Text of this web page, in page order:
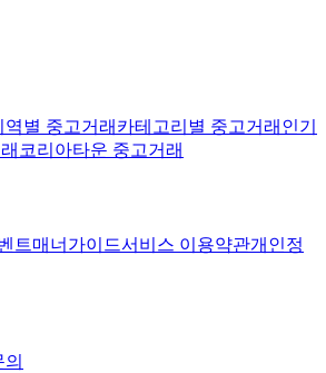
역별 중고거래 카테고리별 중고거래 인기
코리아타운 중고거래
트매너가이드서비스 이용약관개인정